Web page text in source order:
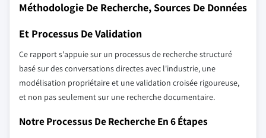
Méthodologie De Recherche, Sources De Données
Et Processus De Validation
Ce rapport s'appuie sur un processus de recherche structuré
basé sur des conversations directes avec l'industrie, une
modélisation propriétaire et une validation croisée rigoureuse,
et non pas seulement sur une recherche documentaire.
Notre Processus De Recherche En 6 Étapes